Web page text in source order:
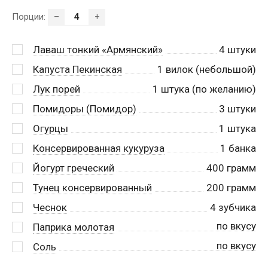
Порции: – +
Лаваш тонкий «Армянский» 4 штуки
Капуста Пекинская
1 вилок (небольшой)
Лук порей
1 штука (по желанию)
Помидоры (Помидор)
3 штуки
Огурцы
1 штука
Консервированная кукуруза
1 банка
Йогурт греческий
400 грамм
Тунец консервированный
200 грамм
Чеснок
4 зубчика
Паприка молотая
по вкусу
Соль
по вкусу